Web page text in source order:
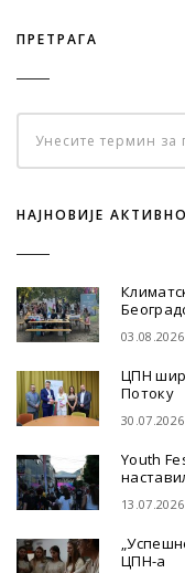
ПРЕТРАГА
НАЈНОВИЈЕ
03.08.2026
ЦПН
Потоку
30.07.2026
Youth
13.07.2026
ЦПН-а